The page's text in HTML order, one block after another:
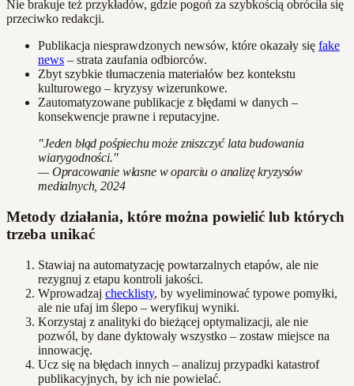
Nie brakuje też przykładów, gdzie pogoń za szybkością obróciła się
przeciwko redakcji.
Publikacja niesprawdzonych newsów, które okazały się fake
news – strata zaufania odbiorców.
Zbyt szybkie tłumaczenia materiałów bez kontekstu
kulturowego – kryzysy wizerunkowe.
Zautomatyzowane publikacje z błędami w danych –
konsekwencje prawne i reputacyjne.
"Jeden błąd pośpiechu może zniszczyć lata budowania
wiarygodności."
— Opracowanie własne w oparciu o analizę kryzysów
medialnych, 2024
Metody działania, które można powielić lub których
trzeba unikać
Stawiaj na automatyzację powtarzalnych etapów, ale nie
rezygnuj z etapu kontroli jakości.
Wprowadzaj checklisty, by wyeliminować typowe pomyłki,
ale nie ufaj im ślepo – weryfikuj wyniki.
Korzystaj z analityki do bieżącej optymalizacji, ale nie
pozwól, by dane dyktowały wszystko – zostaw miejsce na
innowację.
Ucz się na błędach innych – analizuj przypadki katastrof
publikacyjnych, by ich nie powielać.